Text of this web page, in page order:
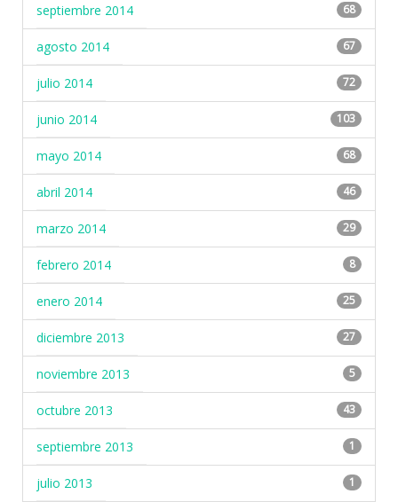
septiembre 2014 68
agosto 2014 67
julio 2014 72
junio 2014 103
mayo 2014 68
abril 2014 46
marzo 2014 29
febrero 2014 8
enero 2014 25
diciembre 2013 27
noviembre 2013 5
octubre 2013 43
septiembre 2013 1
julio 2013 1